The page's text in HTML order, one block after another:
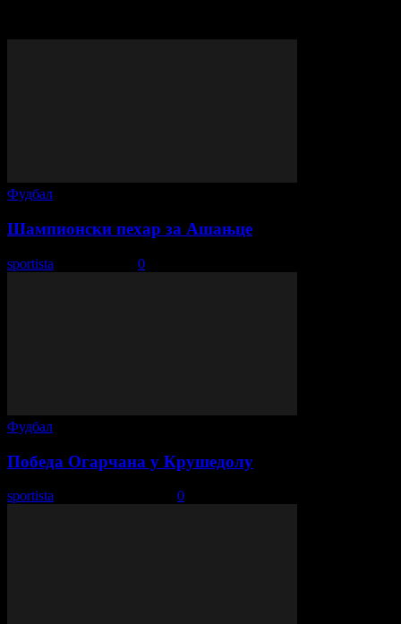
Фудбал
Шампионски пехар за Ашањце
sportista 0
Фудбал
Победа Огарчана у Крушедолу
sportista 0